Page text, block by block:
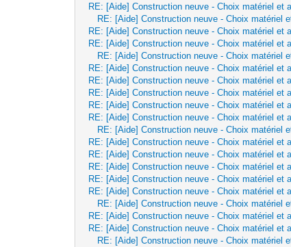
RE: [Aide] Construction neuve - Choix matériel et
RE: [Aide] Construction neuve - Choix matériel
RE: [Aide] Construction neuve - Choix matériel et
RE: [Aide] Construction neuve - Choix matériel et
RE: [Aide] Construction neuve - Choix matériel
RE: [Aide] Construction neuve - Choix matériel et
RE: [Aide] Construction neuve - Choix matériel et
RE: [Aide] Construction neuve - Choix matériel et
RE: [Aide] Construction neuve - Choix matériel et
RE: [Aide] Construction neuve - Choix matériel et
RE: [Aide] Construction neuve - Choix matériel
RE: [Aide] Construction neuve - Choix matériel et
RE: [Aide] Construction neuve - Choix matériel et
RE: [Aide] Construction neuve - Choix matériel et
RE: [Aide] Construction neuve - Choix matériel et
RE: [Aide] Construction neuve - Choix matériel et
RE: [Aide] Construction neuve - Choix matériel
RE: [Aide] Construction neuve - Choix matériel et
RE: [Aide] Construction neuve - Choix matériel et
RE: [Aide] Construction neuve - Choix matériel